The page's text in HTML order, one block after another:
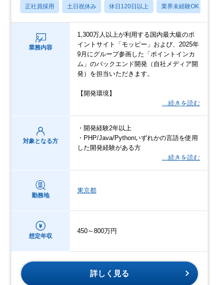
正社員採用 土日祝休み 休日120日以上 業界未経験OK
業務内容
1,300万人以上が利用する国内最大級のポ
イントサイト「モッピー」および、2025年
9月にグループ参画した「ポイントインカ
ム」のバックエンド開発（自社メディア開
発）を担当いただきます。
【開発環境】
…続きを読む
対象となる方
・開発経験2年以上
・PHP/Java/Pythonいずれかの言語を使用
した開発経験がある方
…続きを読む
勤務地
東京都
想定年収
450～800万円
詳しく見る